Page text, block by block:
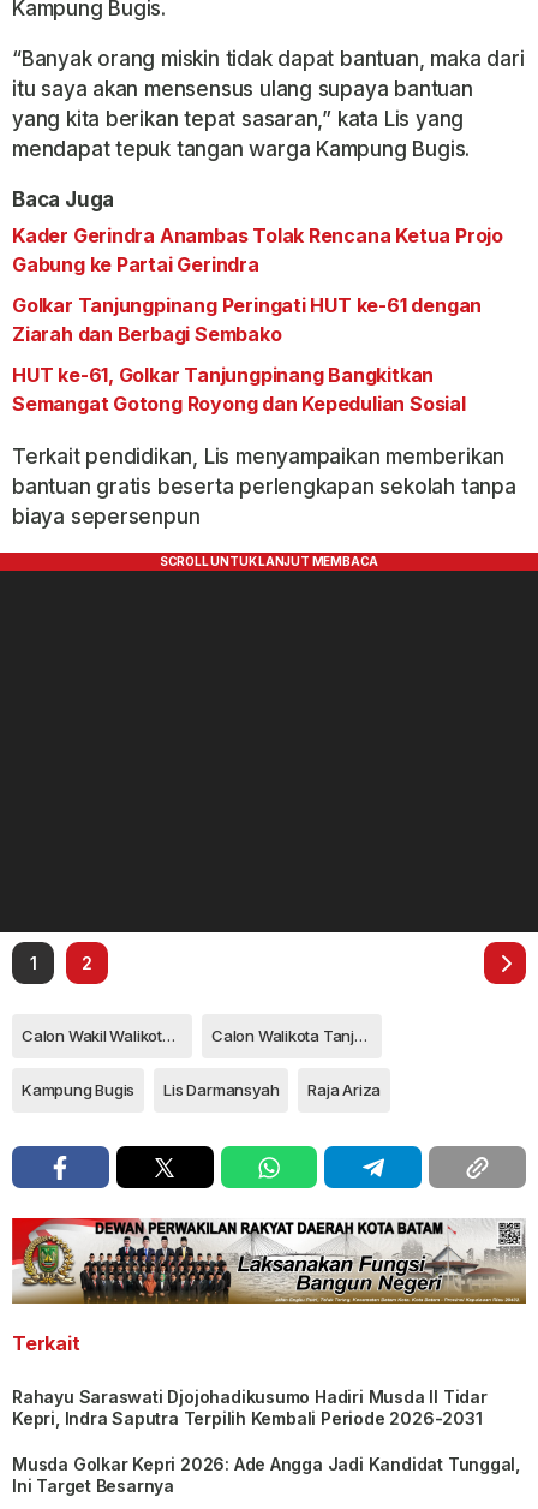
Kampung Bugis.
“Banyak orang miskin tidak dapat bantuan, maka dari
itu saya akan mensensus ulang supaya bantuan
yang kita berikan tepat sasaran,” kata Lis yang
mendapat tepuk tangan warga Kampung Bugis.
Baca Juga
Kader Gerindra Anambas Tolak Rencana Ketua Projo
Gabung ke Partai Gerindra
Golkar Tanjungpinang Peringati HUT ke-61 dengan
Ziarah dan Berbagi Sembako
HUT ke-61, Golkar Tanjungpinang Bangkitkan
Semangat Gotong Royong dan Kepedulian Sosial
Terkait pendidikan, Lis menyampaikan memberikan
bantuan gratis beserta perlengkapan sekolah tanpa
biaya sepersenpun
1 2
Calon Wakil Walikota Tanjungpinang Calon Walikota Tanjungpinang
Kampung Bugis Lis Darmansyah Raja Ariza
Terkait
Rahayu Saraswati Djojohadikusumo Hadiri Musda II Tidar
Kepri, Indra Saputra Terpilih Kembali Periode 2026-2031
Musda Golkar Kepri 2026: Ade Angga Jadi Kandidat Tunggal,
Ini Target Besarnya